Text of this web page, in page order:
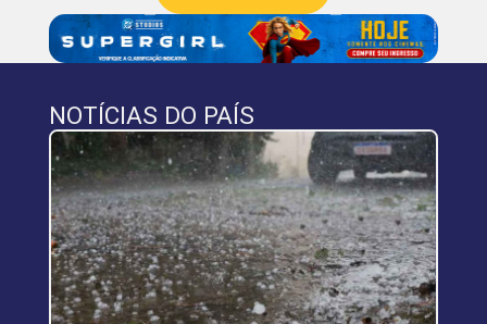
NOTÍCIAS DO PAÍS